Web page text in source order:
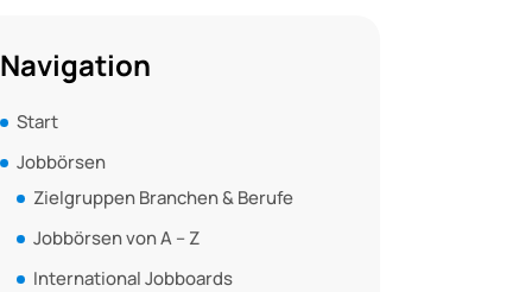
Navigation
Start
Jobbörsen
Zielgruppen Branchen & Berufe
Jobbörsen von A – Z
International Jobboards